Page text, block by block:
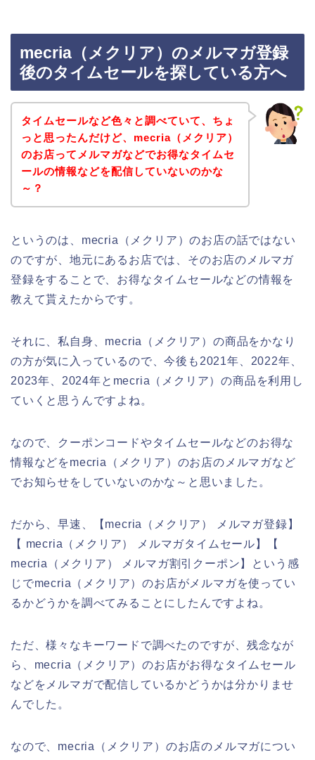
mecria（メクリア）のメルマガ登録
後のタイムセールを探している方へ
タイムセールなど色々と調べていて、ちょ
っと思ったんだけど、mecria（メクリア）
のお店ってメルマガなどでお得なタイムセ
ールの情報などを配信していないのかな
～？
というのは、mecria（メクリア）のお店の話ではない
のですが、地元にあるお店では、そのお店のメルマガ
登録をすることで、お得なタイムセールなどの情報を
教えて貰えたからです。
それに、私自身、mecria（メクリア）の商品をかなり
の方が気に入っているので、今後も2021年、2022年、
2023年、2024年とmecria（メクリア）の商品を利用し
ていくと思うんですよね。
なので、クーポンコードやタイムセールなどのお得な
情報などをmecria（メクリア）のお店のメルマガなど
でお知らせをしていないのかな～と思いました。
だから、早速、【mecria（メクリア） メルマガ登録】
【 mecria（メクリア） メルマガタイムセール】【
mecria（メクリア） メルマガ割引クーポン】という感
じでmecria（メクリア）のお店がメルマガを使ってい
るかどうかを調べてみることにしたんですよね。
ただ、様々なキーワードで調べたのですが、残念なが
ら、mecria（メクリア）のお店がお得なタイムセール
などをメルマガで配信しているかどうかは分かりませ
んでした。
なので、mecria（メクリア）のお店のメルマガについ